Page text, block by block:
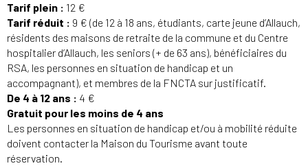
Tarif plein : 12 €
Tarif réduit : 9 € (de 12 à 18 ans, étudiants, carte jeune d’Allauch,
résidents des maisons de retraite de la commune et du Centre
hospitalier d’Allauch, les seniors (+ de 63 ans), bénéficiaires du
RSA, les personnes en situation de handicap et un
accompagnant), et membres de la FNCTA sur justificatif.
De 4 à 12 ans : 4 €
Gratuit pour les moins de 4 ans
Les personnes en situation de handicap et/ou à mobilité réduite
doivent contacter la Maison du Tourisme avant toute
réservation.